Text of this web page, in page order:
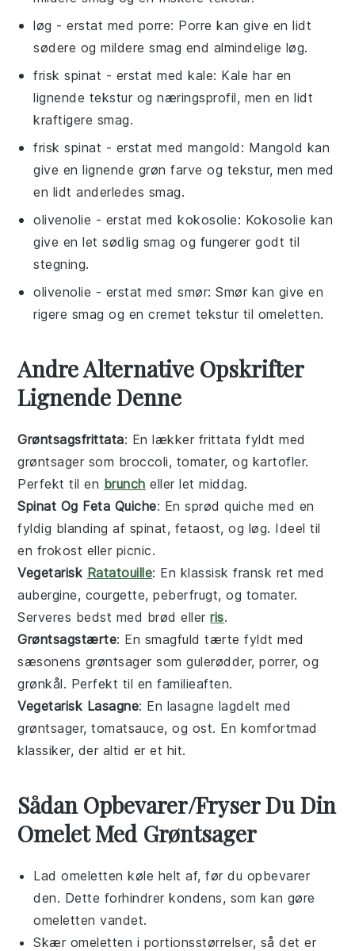
løg - erstat med porre: Porre kan give en lidt
sødere og mildere smag end almindelige løg.
frisk spinat - erstat medkale: Kale har en
lignende tekstur og næringsprofil, men en lidt
kraftigere smag.
frisk spinat - erstat medmangold : Mangold kan
give en lignende grøn farve og tekstur, men med
en lidt anderledes smag.
olivenolie - erstat medkokosolie: Kokosolie kan
give en let sødlig smag og fungerer godt til
stegning.
olivenolie - erstat medsmør: Smør kan give en
rigere smag og en cremet tekstur til omeletten.
Andre Alternative Opskrifter
Lignende Denne
Grøntsagsfrittata: En lækker frittata fyldt med
grøntsager som broccoli, tomater, og kartofler.
Perfekt til en brunch eller letmiddag.
Spinat Og Feta Quiche: En sprødquiche med en
fyldig blanding af spinat, fetaost, og løg. Ideel til
en frokost eller picnic.
Vegetarisk Ratatouille: En klassiskfransk ret med
aubergine, courgette,peberfrugt, og tomater.
Serveres bedst med brød ellerris.
Grøntsagstærte: En smagfuldtærte fyldt med
sæsonens grøntsager somgulerødder,porrer, og
grønkål. Perfekt til enfamilieaften.
Vegetarisk Lasagne: En lasagne lagdelt med
grøntsager,tomatsauce, og ost. En komfortmad
klassiker, der altid er et hit.
Sådan Opbevarer/Fryser Du Din
Omelet Med Grøntsager
Lad omeletten køle helt af, før du opbevarer
den. Dette forhindrer kondens, som kan gøre
omeletten vandet.
Skær omeletten i portionsstørrelser, så det er